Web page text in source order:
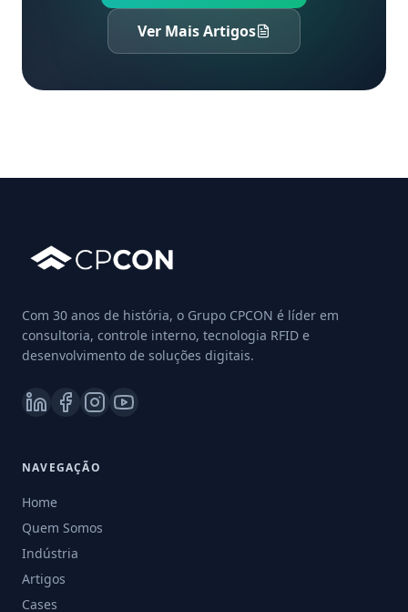
Ver Mais Artigos
Com 30 anos de história, o Grupo CPCON é líder em
consultoria, controle interno, tecnologia RFID e
desenvolvimento de soluções digitais.
NAVEGAÇÃO
Home
Quem Somos
Indústria
Artigos
Cases